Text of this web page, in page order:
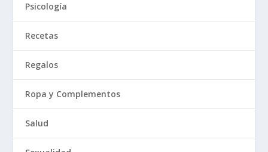
Psicología
Recetas
Regalos
Ropa y Complementos
Salud